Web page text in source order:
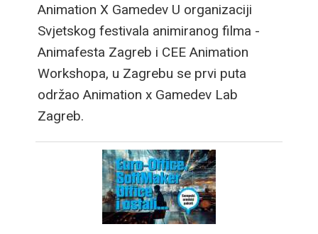
Animation X Gamedev U organizaciji
Svjetskog festivala animiranog filma -
Animafesta Zagreb i CEE Animation
Workshopa, u Zagrebu se prvi puta
održao Animation x Gamedev Lab
Zagreb.